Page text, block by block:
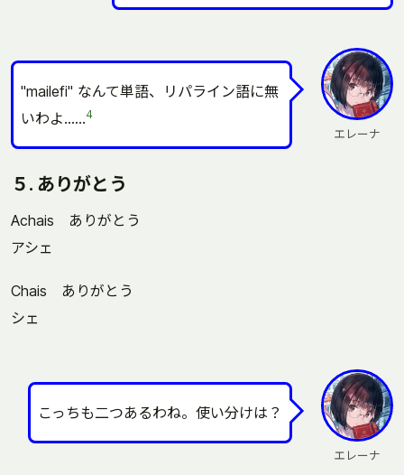
エレーナ
"mailefi" なんて単語、リパライン語に無
いわよ……4
５. ありがとう
Achais ありがとう
アシェ
Chais ありがとう
シェ
エレーナ
こっちも二つあるわね。使い分けは？